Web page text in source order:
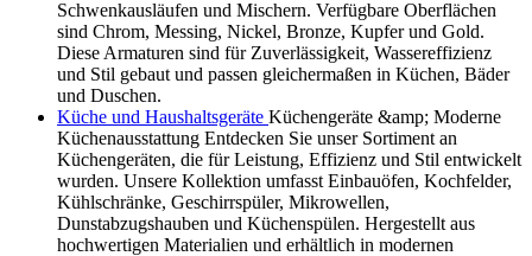
Schwenkausläufen und Mischern. Verfügbare Oberflächen
sind Chrom, Messing, Nickel, Bronze, Kupfer und Gold.
Diese Armaturen sind für Zuverlässigkeit, Wassereffizienz
und Stil gebaut und passen gleichermaßen in Küchen, Bäder
und Duschen.
Küche und Haushaltsgeräte Küchengeräte &amp; Moderne
Küchenausstattung Entdecken Sie unser Sortiment an
Küchengeräten, die für Leistung, Effizienz und Stil entwickelt
wurden. Unsere Kollektion umfasst Einbauöfen, Kochfelder,
Kühlschränke, Geschirrspüler, Mikrowellen,
Dunstabzugshauben und Küchenspülen. Hergestellt aus
hochwertigen Materialien und erhältlich in modernen